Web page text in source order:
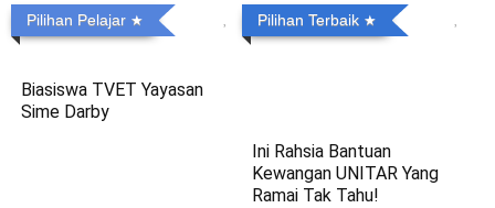
Pilihan Pelajar
Biasiswa TVET Yayasan
Sime Darby
Pilihan Terbaik
Ini Rahsia Bantuan
Kewangan UNITAR Yang
Ramai Tak Tahu!